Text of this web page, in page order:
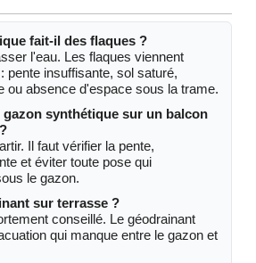
fait-il des flaques ?
l'eau. Les flaques viennent
pente insuffisante, sol saturé,
ou absence d'espace sous la trame.
gazon synthétique sur un balcon
Il faut vérifier la pente,
et éviter toute pose qui
le gazon.
sur terrasse ?
conseillé. Le géodrainant
qui manque entre le gazon et